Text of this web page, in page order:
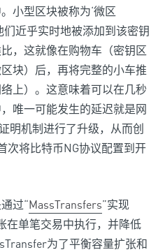
小型区块被称为‘微区
近乎实时地被添加到该密钥
，这就像在购物车（密钥区
块）后，再将完整的小车推
上）。这意味着可以在几秒
唯一可能发生的延迟就是网
明机制进行了升级，从而创
次将比特币NG协议配置到开
过“MassTransfers”实现
在单笔交易中执行，并降低
为了平衡容量扩张和